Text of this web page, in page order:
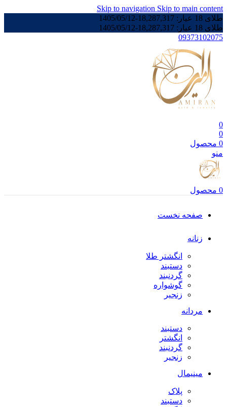
Skip to navigation Skip to main content
طلای 18 عیار:
18,287,317
-
1405/05/12
طلای 18 عیار:
18,287,317
-
1405/05/12
09373102075
0
0
0 محصول
منو
0 محصول
صفحه نخست
زنانه
انگشتر طلا
دستبند
گردنبند
گوشواره
زنجیر
مردانه
دستبند
انگشتر
گردنبند
زنجیر
مینیمال
پلاک
دستبند